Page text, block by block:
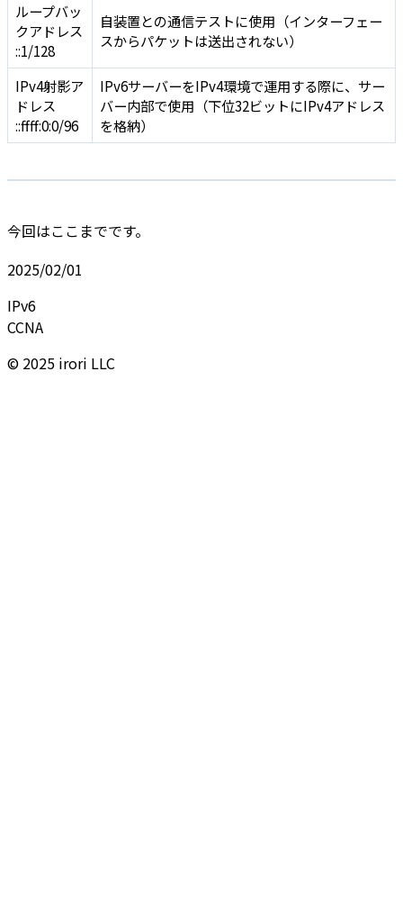
ループバッ
クアドレス
::1/128
自装置との通信テストに使用（インターフェー
スからパケットは送出されない）
IPv4射影ア
ドレス
::ffff:0:0/96
IPv6サーバーをIPv4環境で運用する際に、サー
バー内部で使用（下位32ビットにIPv4アドレス
を格納）
今回はここまでです。
2025/02/01
IPv6
CCNA
© 2025 irori LLC